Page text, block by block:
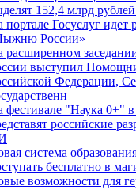
152,4 млрд
портале Госуслуг идет
России»
расширенном
выступил
Федерации,
фестивале "Наука 0+"
российские
система
бесплатно в
возможности для